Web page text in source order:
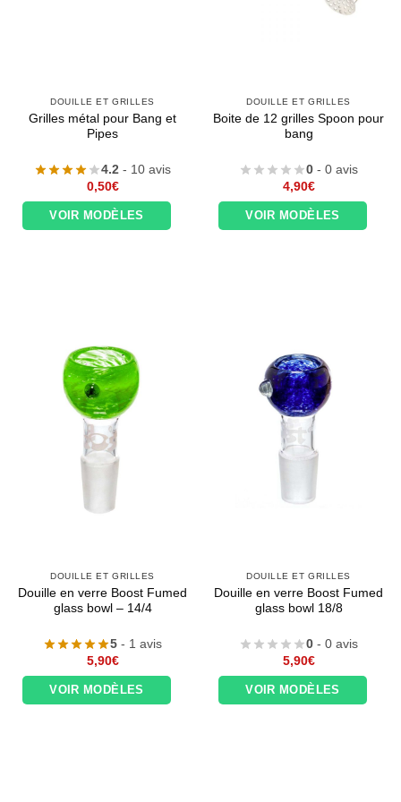
DOUILLE ET GRILLES
Grilles métal pour Bang et
Pipes
4.2 - 10 avis
0,50€
VOIR MODÈLES
DOUILLE ET GRILLES
Boite de 12 grilles Spoon pour
bang
0 - 0 avis
4,90€
VOIR MODÈLES
DOUILLE ET GRILLES
Douille en verre Boost Fumed
glass bowl – 14/4
5 - 1 avis
5,90€
VOIR MODÈLES
DOUILLE ET GRILLES
Douille en verre Boost Fumed
glass bowl 18/8
0 - 0 avis
5,90€
VOIR MODÈLES